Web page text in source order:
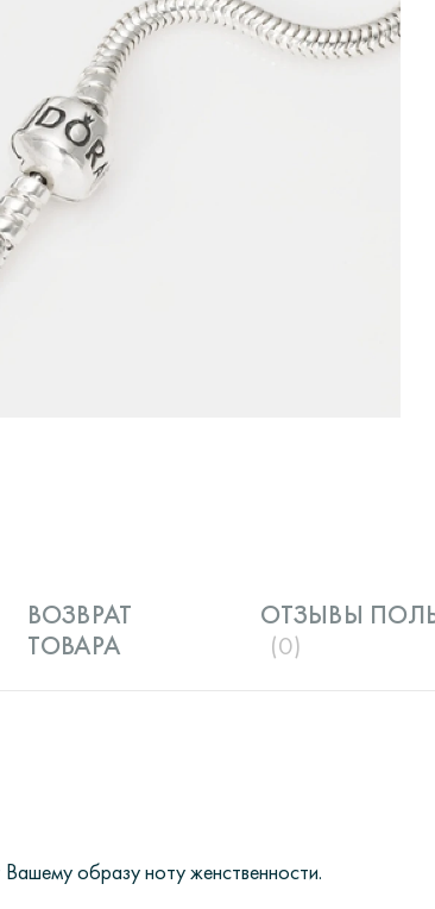
ВОЗВРАТ
ТОВАРА
ОТЗЫВЫ
(0)
образу ноту женственности.